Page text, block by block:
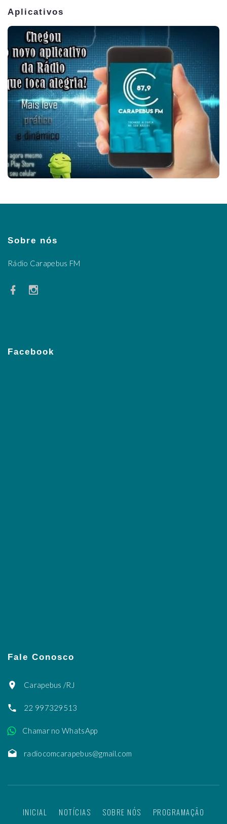
Aplicativos
Sobre nós
Rádio Carapebus FM
Facebook
Fale Conosco
Carapebus /RJ
22 997329513
Chamar no WhatsApp
radiocomcarapebus@gmail.com
INICIAL NOTÍCIAS SOBRE NÓS
PROGRAMAÇÃO